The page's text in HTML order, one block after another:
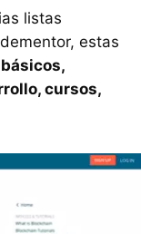
listas
estas
cursos,